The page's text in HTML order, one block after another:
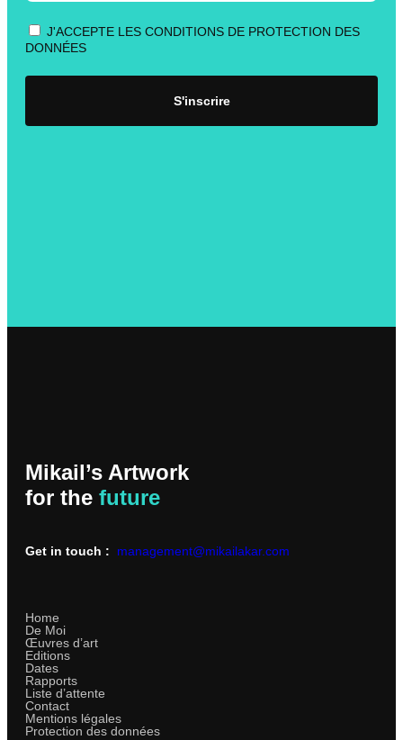
J'ACCEPTE LES CONDITIONS DE PROTECTION DES
DONNÉES
S'inscrire
Mikail’s Artwork
for the future
Get in touch : management@mikailakar.com
Home
De Moi
Œuvres d’art
Editions
Dates
Rapports
Liste d’attente
Contact
Mentions légales
Protection des données